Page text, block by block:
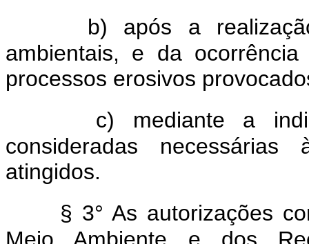
b) após a
ambientais, e da
processos erosivos
c) mediante a
consideradas
atingidos.
§ 3° As autorizações